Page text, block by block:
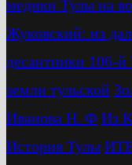
медики Тулы на
Жуковский: из
десантники 106-й
земли тульской
Иванова Н. Ф Из
История Тулы